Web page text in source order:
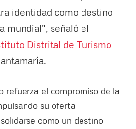
identidad como destino
mundial", señaló el
Distrital de Turismo
refuerza el compromiso de la
su oferta
como un destino